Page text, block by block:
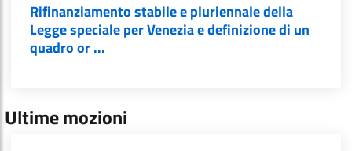
Rifinanziamento stabile e pluriennale della
Legge speciale per Venezia e definizione di un
quadro or ...
Ultime mozioni